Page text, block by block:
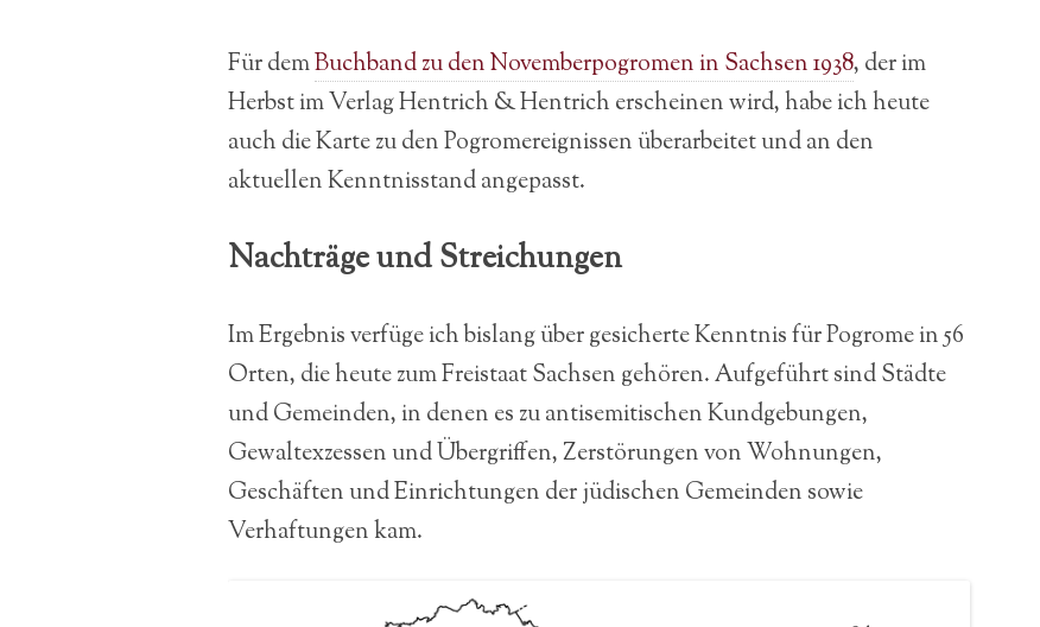
Für demBuchband zu den Novemberpogromen in Sachsen 1938, der im
Herbst im Verlag Hentrich & Hentrich erscheinen wird, habe ich heute
auch die Karte zu den Pogromereignissen überarbeitet und an den
aktuellen Kenntnisstand angepasst.
Nachträge und Streichungen
Im Ergebnis verfüge ich bislang über gesicherte Kenntnis für Pogrome in 56
Orten, die heute zum Freistaat Sachsen gehören. Aufgeführt sind Städte
und Gemeinden, in denen es zu antisemitischen Kundgebungen,
Gewaltexzessen und Übergriffen, Zerstörungen von Wohnungen,
Geschäften und Einrichtungen der jüdischen Gemeinden sowie
Verhaftungen kam.